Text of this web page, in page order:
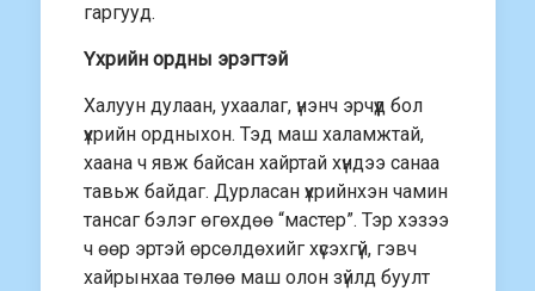
гаргууд.
Үхрийн ордны эрэгтэй
Халуун дулаан, ухаалаг, үнэнч эрчүүд бол
үхрийн ордныхон. Тэд маш халамжтай,
хаана ч явж байсан хайртай хүндээ санаа
тавьж байдаг. Дурласан үхрийнхэн чамин
тансаг бэлэг өгөхдөө “мастер”. Тэр хэзээ
ч өөр эртэй өрсөлдөхийг хүсэхгүй, гэвч
хайрынхаа төлөө маш олон зүйлд буулт